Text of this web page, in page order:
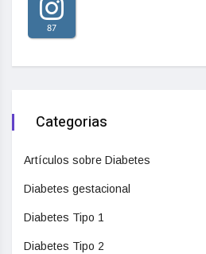
87
Categorias
Artículos sobre Diabetes
Diabetes gestacional
Diabetes Tipo 1
Diabetes Tipo 2